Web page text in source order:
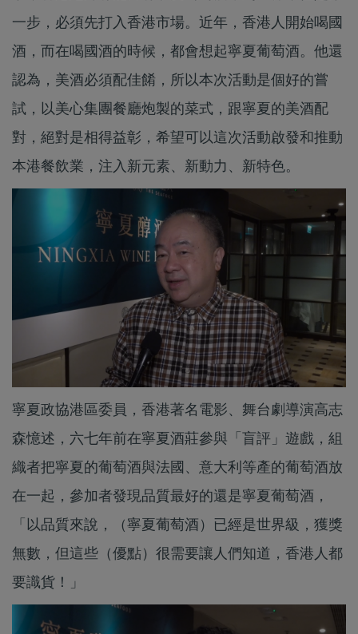
一步，必須先打入香港市場。近年，香港人開始喝國
酒，而在喝國酒的時候，都會想起寧夏葡萄酒。他還
認為，美酒必須配佳餚，所以本次活動是個好的嘗
試，以美心集團餐廳炮製的菜式，跟寧夏的美酒配
對，絕對是相得益彰，希望可以這次活動啟發和推動
本港餐飲業，注入新元素、新動力、新特色。
寧夏政協港區委員，香港著名電影、舞台劇導演高志
森憶述，六七年前在寧夏酒莊參與「盲評」遊戲，組
織者把寧夏的葡萄酒與法國、意大利等產的葡萄酒放
在一起，參加者發現品質最好的還是寧夏葡萄酒，
「以品質來說，（寧夏葡萄酒）已經是世界級，獲獎
無數，但這些（優點）很需要讓人們知道，香港人都
要識貨！」